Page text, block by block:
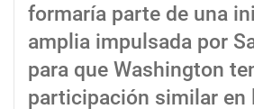
formaría parte de una
amplia impulsada por
para que Washington
participación similar en